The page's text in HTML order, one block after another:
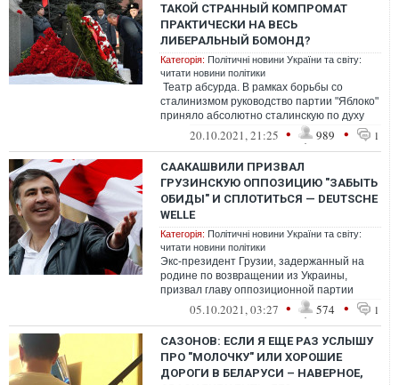
ТАКОЙ СТРАННЫЙ КОМПРОМАТ
ПРАКТИЧЕСКИ НА ВЕСЬ
ЛИБЕРАЛЬНЫЙ БОМОНД?
Категорія: Політичні новини України та світу:
читати новини політики
Театр абсурда. В рамках борьбы со
сталинизмом руководство партии "Яблоко"
приняло абсолютно сталинскую по духу
резолюцию, осуждающую "сталинистский
20.10.2021, 21:25 • 989 • 1
СААКАШВИЛИ ПРИЗВАЛ
ГРУЗИНСКУЮ ОППОЗИЦИЮ "ЗАБЫТЬ
ОБИДЫ" И СПЛОТИТЬСЯ — DEUTSCHE
WELLE
Категорія: Політичні новини України та світу:
читати новини політики
Экс-президент Грузии, задержанный на
родине по возвращении из Украины,
призвал главу оппозиционной партии
«Единое национальное движение»
05.10.2021, 03:27 • 574 • 1
САЗОНОВ: ЕСЛИ Я ЕЩЕ РАЗ УСЛЫШУ
ПРО "МОЛОЧКУ" ИЛИ ХОРОШИЕ
ДОРОГИ В БЕЛАРУСИ – НАВЕРНОЕ,